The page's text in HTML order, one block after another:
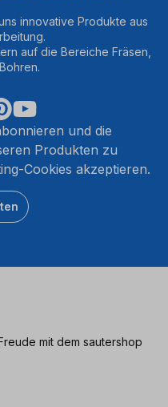
innovative Produkte aus
auf die Bereiche Fräsen,
und die
Produkten zu
Cookies akzeptieren.
mit dem sautershop